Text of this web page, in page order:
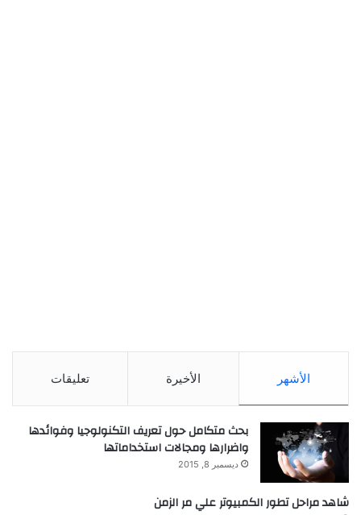
الأشهر الأخيرة تعليقات
بحث متكامل حول تعريف التكنولوجيا وفوائدها
واضرارها ومجالات استخداماتها
ديسمبر 8, 2015
شاهد مراحل تطور الكمبيوتر علي مر الزمن